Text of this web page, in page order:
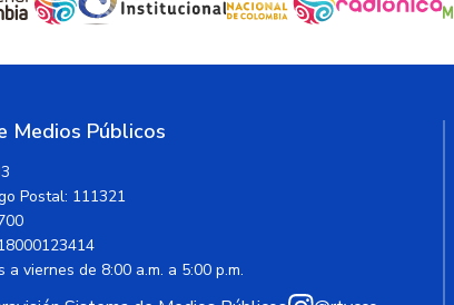
Medios Públicos
Postal: 111321
a viernes de 8:00 a.m. a 5:00 p.m.